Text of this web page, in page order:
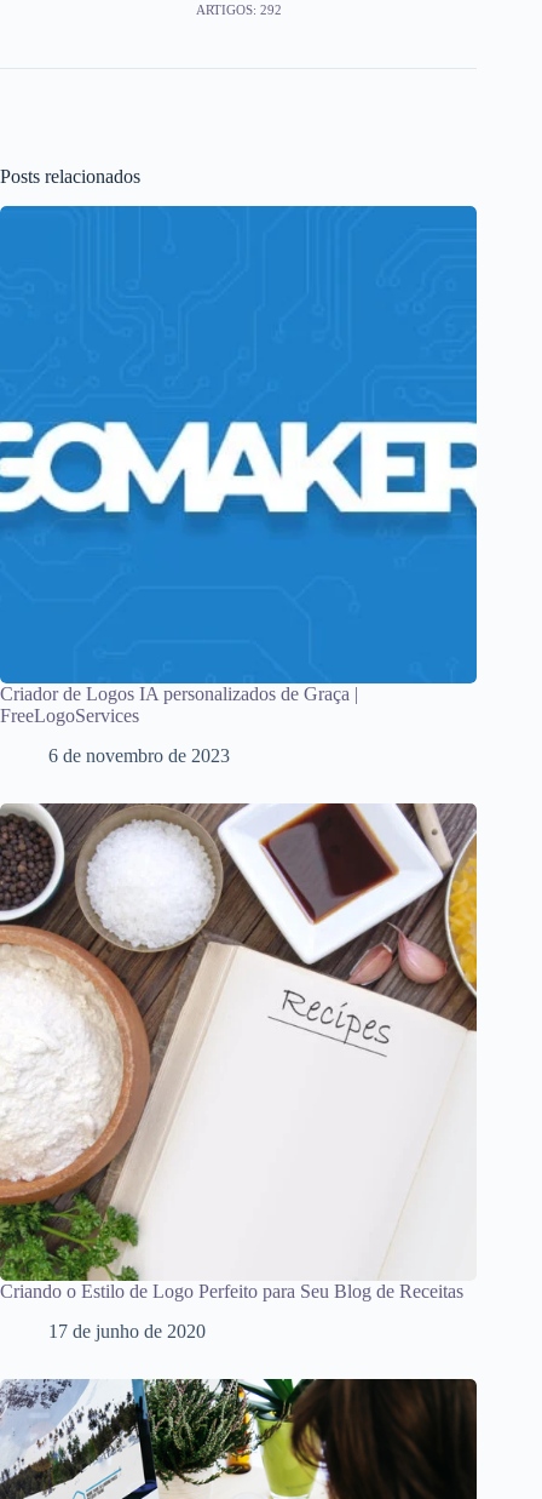
ARTIGOS: 292
Posts relacionados
Criador de Logos IA personalizados de Graça |
FreeLogoServices
6 de novembro de 2023
Criando o Estilo de Logo Perfeito para Seu Blog de Receitas
17 de junho de 2020